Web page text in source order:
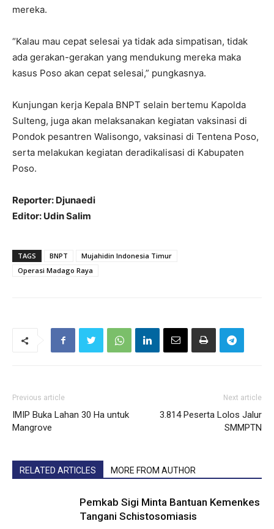
mereka.
“Kalau mau cepat selesai ya tidak ada simpatisan, tidak
ada gerakan-gerakan yang mendukung mereka maka
kasus Poso akan cepat selesai,” pungkasnya.
Kunjungan kerja Kepala BNPT selain bertemu Kapolda
Sulteng, juga akan melaksanakan kegiatan vaksinasi di
Pondok pesantren Walisongo, vaksinasi di Tentena Poso,
serta melakukan kegiatan deradikalisasi di Kabupaten
Poso.
Reporter: Djunaedi
Editor: Udin Salim
TAGS BNPT
Mujahidin Indonesia Timur
Operasi Madago Raya
Previous article
IMIP Buka Lahan 30 Ha untuk
Mangrove
Next article
3.814 Peserta Lolos Jalur
SMMPTN
RELATED ARTICLES MORE FROM AUTHOR
Pemkab Sigi Minta Bantuan Kemenkes
Tangani Schistosomiasis